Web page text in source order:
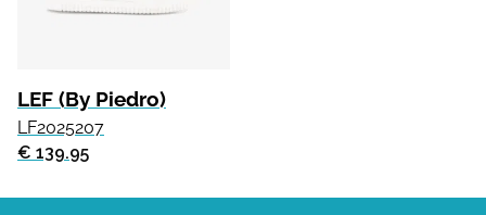
LEF (By Piedro)
LF2025207
€ 139.95